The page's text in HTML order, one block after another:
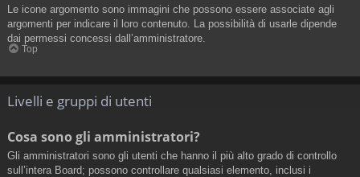
Le icone argomento sono immagini che possono essere associate agli
argomenti per indicare il loro contenuto. La possibilità di usarle dipende
dai permessi concessi dall’amministratore.
Top
Livelli e gruppi di utenti
Cosa sono gli amministratori?
Gli amministratori sono gli utenti che hanno il più alto grado di controllo
sull’intera Board; possono controllare qualsiasi elemento, inclusi i